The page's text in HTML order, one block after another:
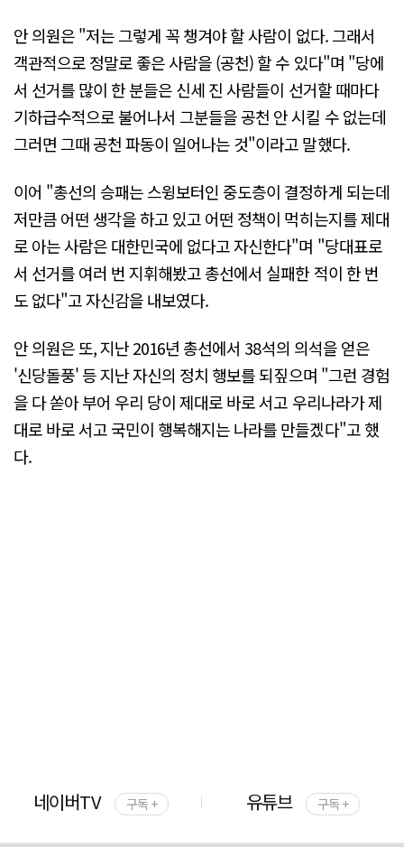
안 의원은 "저는 그렇게 꼭 챙겨야 할 사람이 없다. 그래서
객관적으로 정말로 좋은 사람을 (공천) 할 수 있다"며 "당에
서 선거를 많이 한 분들은 신세 진 사람들이 선거할 때마다
기하급수적으로 불어나서 그분들을 공천 안 시킬 수 없는데
그러면 그때 공천 파동이 일어나는 것"이라고 말했다.
이어 "총선의 승패는 스윙보터인 중도층이 결정하게 되는데
저만큼 어떤 생각을 하고 있고 어떤 정책이 먹히는지를 제대
로 아는 사람은 대한민국에 없다고 자신한다"며 "당대표로
서 선거를 여러 번 지휘해봤고 총선에서 실패한 적이 한 번
도 없다"고 자신감을 내보였다.
안 의원은 또, 지난 2016년 총선에서 38석의 의석을 얻은
'신당돌풍' 등 지난 자신의 정치 행보를 되짚으며 "그런 경험
을 다 쏟아 부어 우리 당이 제대로 바로 서고 우리나라가 제
대로 바로 서고 국민이 행복해지는 나라를 만들겠다"고 했
다.
네이버TV 구독 + 유튜브 구독 +